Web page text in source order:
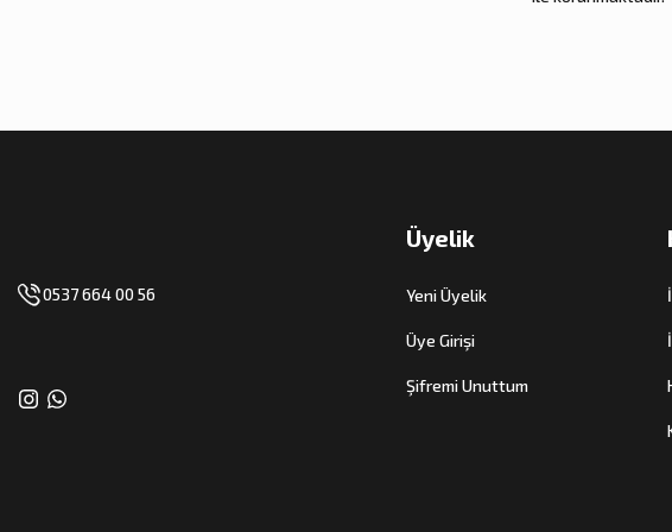
0537 664 00 56
Üyelik
Yeni Üyelik
Üye Girişi
Şifremi Unuttum